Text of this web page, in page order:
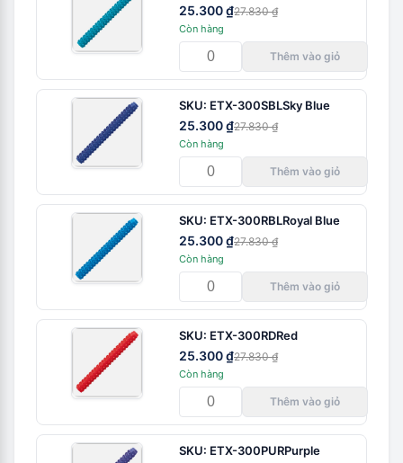
25.300 ₫27.830 ₫
Còn hàng
Thêm vào giỏ
SKU: ETX-300SBLSky Blue
25.300 ₫27.830 ₫
Còn hàng
Thêm vào giỏ
SKU: ETX-300RBLRoyal Blue
25.300 ₫27.830 ₫
Còn hàng
Thêm vào giỏ
SKU: ETX-300RDRed
25.300 ₫27.830 ₫
Còn hàng
Thêm vào giỏ
SKU: ETX-300PURPurple